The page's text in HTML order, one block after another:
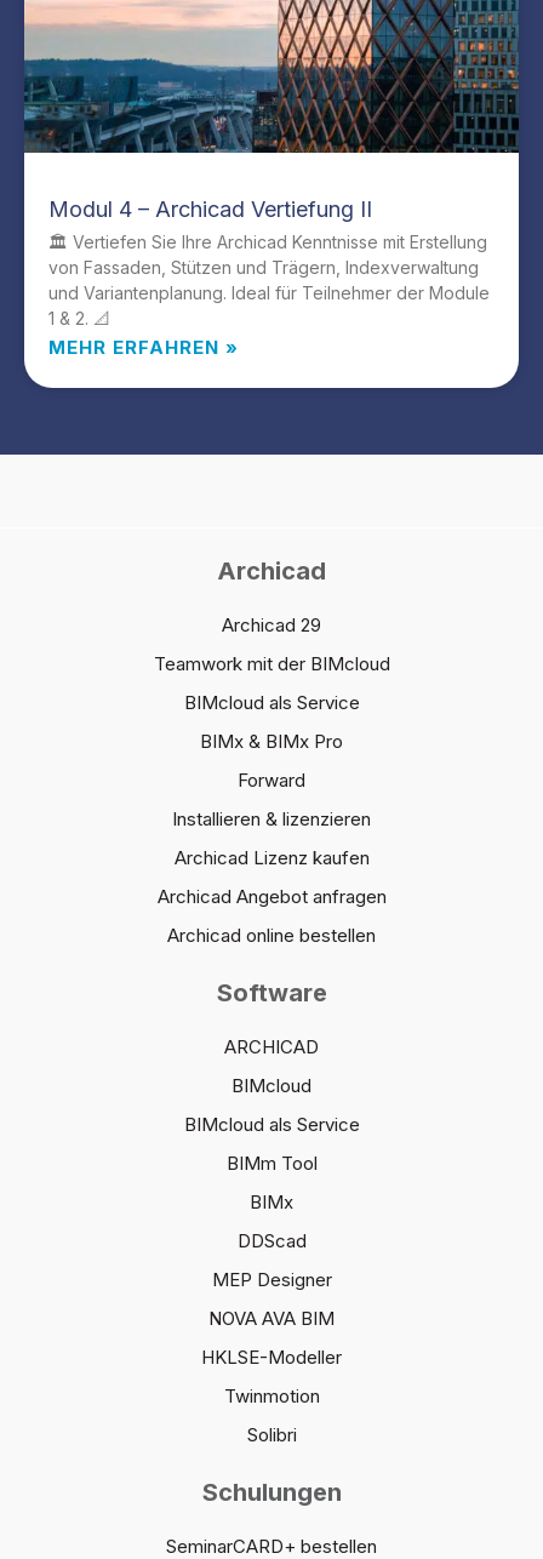
Modul 4 – Archicad Vertiefung II
🏛️ Vertiefen Sie Ihre Archicad Kenntnisse mit Erstellung
von Fassaden, Stützen und Trägern, Indexverwaltung
und Variantenplanung. Ideal für Teilnehmer der Module
1 & 2. 📐
MEHR ERFAHREN »
Archicad
Archicad 29
Teamwork mit der BIMcloud
BIMcloud als Service
BIMx & BIMx Pro
Forward
Installieren & lizenzieren
Archicad Lizenz kaufen
Archicad Angebot anfragen
Archicad online bestellen
Software
ARCHICAD
BIMcloud
BIMcloud als Service
BIMm Tool
BIMx
DDScad
MEP Designer
NOVA AVA BIM
HKLSE-Modeller
Twinmotion
Solibri
Schulungen
SeminarCARD+ bestellen